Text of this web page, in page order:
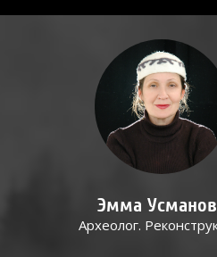
Эмма
Археолог.